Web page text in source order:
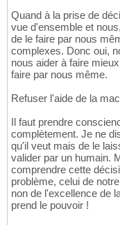
Quand à la prise de
vue d'ensemble et
de le faire par nous
complexes. Donc oui,
nous aider à faire
faire par nous même.
Refuser l'aide de la
Il faut prendre
complètement. Je ne
qu'il veut mais de le
valider par un humain.
comprendre cette
problème, celui de
non de l'excellence de
prend le pouvoir !